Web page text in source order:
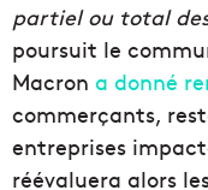
partiel ou total
poursuit le
Macron a donné
commerçants,
entreprises
réévaluera alors